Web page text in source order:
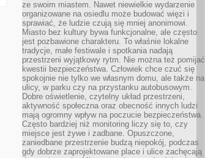
ze swoim miastem. Nawet niewielkie wydarzenie
organizowane na osiedlu może budować więzi i
sprawiać, że ludzie czują się mniej anonimowi.
Miasto bez kultury bywa funkcjonalne, ale często
jest pozbawione charakteru. To właśnie lokalne
tradycje, małe festiwale i spotkania nadają
przestrzeni wyjątkowy rytm. Nie można też pomijać
kwestii bezpieczeństwa. Człowiek chce czuć się
spokojnie nie tylko we własnym domu, ale także na
ulicy, w parku czy na przystanku autobusowym.
Dobre oświetlenie, czytelny układ przestrzeni,
aktywność społeczna oraz obecność innych ludzi
mają ogromny wpływ na poczucie bezpieczeństwa.
Często bardziej niż monitoring liczy się to, czy
miejsce jest żywe i zadbane. Opuszczone,
zaniedbane przestrzenie budzą niepokój, podczas
gdy dobrze zaprojektowane place i ulice zachęcają